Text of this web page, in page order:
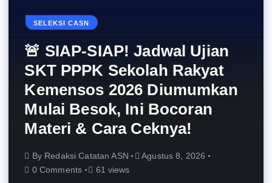
SELEKSI CASN
🚨 SIAP-SIAP! Jadwal Ujian
SKT PPPK Sekolah Rakyat
Kemensos 2026 Diumumkan
Mulai Besok, Ini Bocoran
Materi & Cara Ceknya!
By Redaksi Catatan ASN
Agustus 8, 2026
0 Comments
61 views